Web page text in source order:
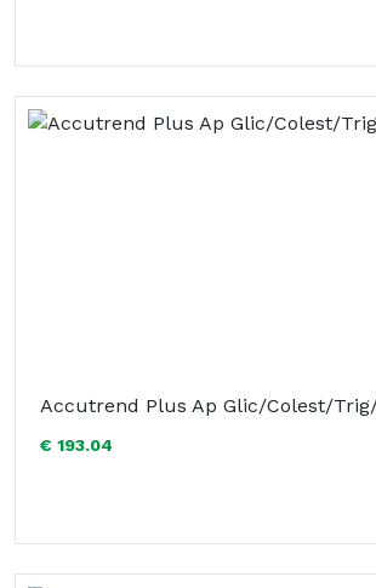
Accutrend Plus Ap Glic/Colest/
€ 193.04